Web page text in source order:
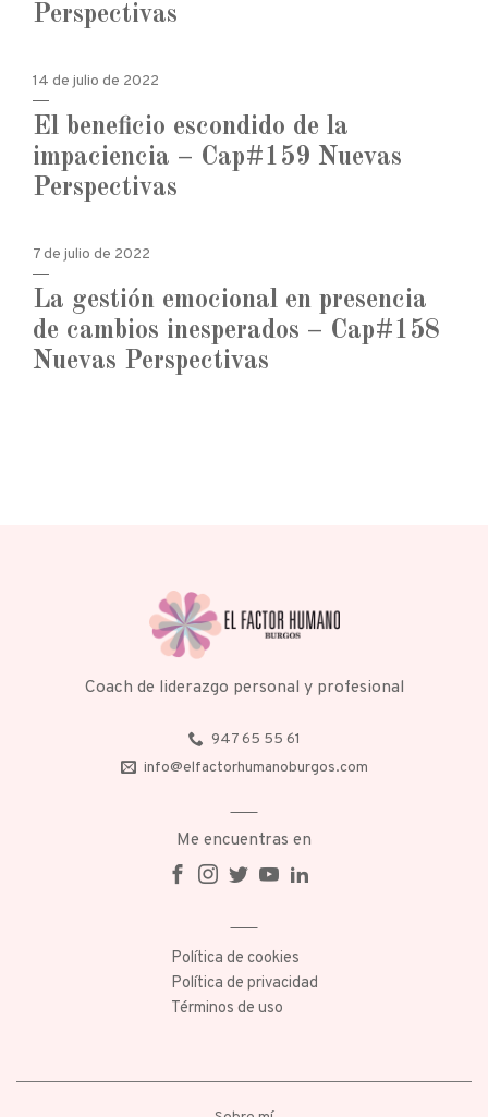
Perspectivas
14 de julio de 2022
El beneficio escondido de la
impaciencia – Cap#159 Nuevas
Perspectivas
7 de julio de 2022
La gestión emocional en presencia
de cambios inesperados – Cap#158
Nuevas Perspectivas
Coach de liderazgo personal y profesional
947 65 55 61
info@elfactorhumanoburgos.com
Me encuentras en
Política de cookies
Política de privacidad
Términos de uso